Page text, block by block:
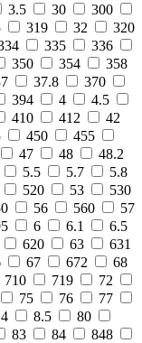
3.5 30
300
319 32
320
335
336
350 354
358
37.8
370
394 4
4.5
410 412
42
450
455
47 48
48.2
5.5 5.7
5.8
520 53
530
56 560
57
6 6.1
6.5
620 63
631
67 672
68
710 719
72
75 76
77
8.5
80
83 84
848